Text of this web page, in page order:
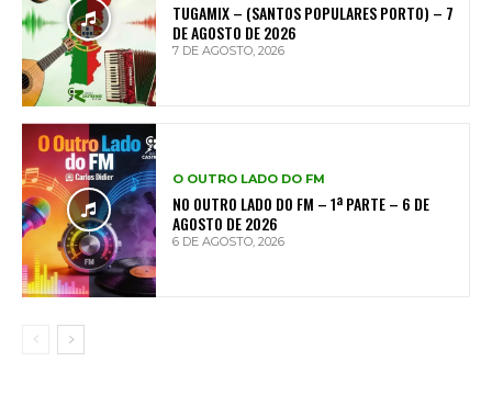
TUGAMIX – (SANTOS POPULARES PORTO) – 7
DE AGOSTO DE 2026
7 DE AGOSTO, 2026
O OUTRO LADO DO FM
NO OUTRO LADO DO FM – 1ª PARTE – 6 DE
AGOSTO DE 2026
6 DE AGOSTO, 2026